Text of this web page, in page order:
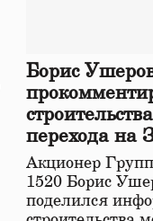
Борис
перехода на
железной
Акционер
1520 Борис
поделился